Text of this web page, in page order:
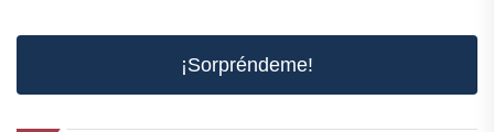
¡Sorpréndeme!